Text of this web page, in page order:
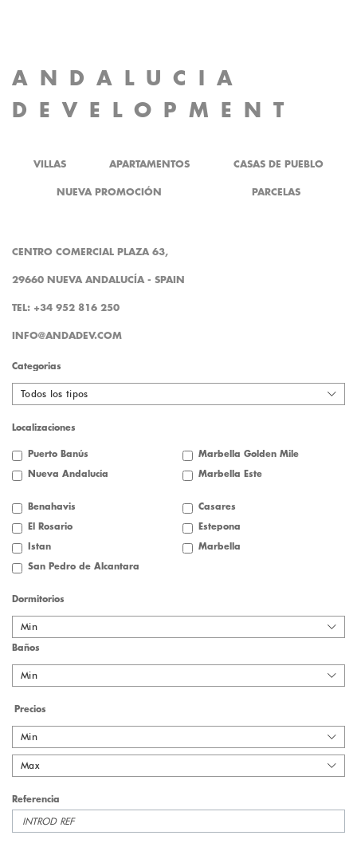
ANDALUCIA
DEVELOPMENT
VILLAS APARTAMENTOS CASAS DE PUEBLO
NUEVA PROMOCIÓN PARCELAS
CENTRO COMERCIAL PLAZA 63,
29660 NUEVA ANDALUCÍA - SPAIN
TEL: +34 952 816 250
INFO@ANDADEV.COM
Categorias
Todos los tipos
Localizaciones
Puerto Banús Marbella Golden Mile
Nueva Andalucía Marbella Este
Benahavis Casares
El Rosario Estepona
Istan Marbella
San Pedro de Alcantara
Dormitorios
Min
Baños
Min
Precios
Min
Max
Referencia